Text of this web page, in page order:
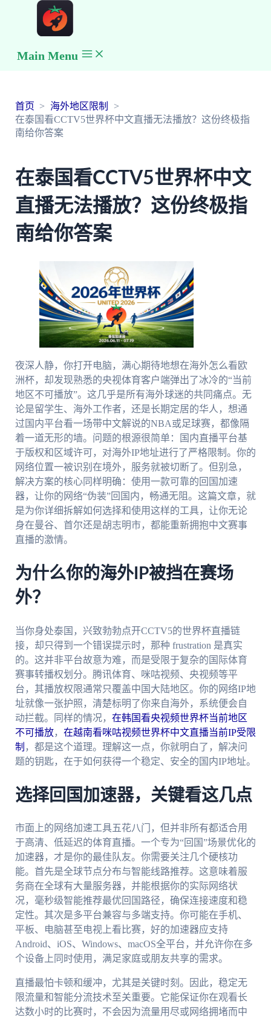
Main Menu
首页
海外地区限制
在泰国看CCTV5世界杯中文直播无法播放？这份终极指
南给你答案
在泰国看CCTV5世界杯中文
直播无法播放？这份终极指
南给你答案
夜深人静，你打开电脑，满心期待地想在海外怎么看欧
洲杯，却发现熟悉的央视体育客户端弹出了冰冷的“当前
地区不可播放”。这几乎是所有海外球迷的共同痛点。无
论是留学生、海外工作者，还是长期定居的华人，想通
过国内平台看一场带中文解说的NBA或足球赛，都像隔
着一道无形的墙。问题的根源很简单：国内直播平台基
于版权和区域许可，对海外IP地址进行了严格限制。你的
网络位置一被识别在境外，服务就被切断了。但别急，
解决方案的核心同样明确：使用一款可靠的回国加速
器，让你的网络“伪装”回国内，畅通无阻。这篇文章，就
是为你详细拆解如何选择和使用这样的工具，让你无论
身在曼谷、首尔还是胡志明市，都能重新拥抱中文赛事
直播的激情。
为什么你的海外IP被挡在赛场
外？
当你身处泰国，兴致勃勃点开CCTV5的世界杯直播链
接，却只得到一个错误提示时，那种 frustration 是真实
的。这并非平台故意为难，而是受限于复杂的国际体育
赛事转播权划分。腾讯体育、咪咕视频、央视频等平
台，其播放权限通常只覆盖中国大陆地区。你的网络IP地
址就像一张护照，清楚标明了你来自海外，系统便会自
动拦截。同样的情况， 在韩国看央视频世界杯当前地区
不可播放， 在越南看咪咕视频世界杯中文直播当前IP受限
制 ，都是这个道理。理解这一点，你就明白了，解决问
题的钥匙，在于如何获得一个稳定、安全的国内IP地址。
选择回国加速器，关键看这几点
市面上的网络加速工具五花八门，但并非所有都适合用
于高清、低延迟的体育直播。一个专为“回国”场景优化的
加速器，才是你的最佳队友。你需要关注几个硬核功
能。首先是全球节点分布与智能线路推荐。这意味着服
务商在全球有大量服务器，并能根据你的实际网络状
况，毫秒级智能推荐最优回国路径，确保连接速度和稳
定性。其次是多平台兼容与多端支持。你可能在手机、
平板、电脑甚至电视上看比赛，好的加速器应支持
Android、iOS、Windows、macOS全平台，并允许你在多
个设备上同时使用，满足家庭或朋友共享的需求。
直播最怕卡顿和缓冲，尤其是关键时刻。因此，稳定无
限流量和智能分流技术至关重要。它能保证你在观看长
达数小时的比赛时，不会因为流量用尽或网络拥堵而中